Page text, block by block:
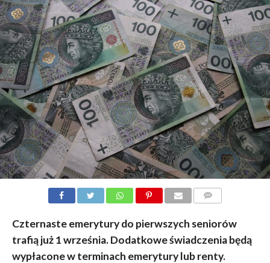
Czternaste emerytury do pierwszych seniorów
trafią już 1 września. Dodatkowe świadczenia będą
wypłacone w terminach emerytury lub renty.